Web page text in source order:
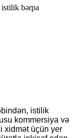
istilik bərpa
istilik
kommersiya və
xidmət üçün yer